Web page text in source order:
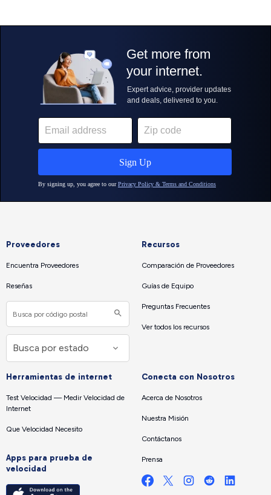
Proveedores
Encuentra Proveedores
Reseñas
Recursos
Comparación de Proveedores
Guías de Equipo
Preguntas Frecuentes
Ver todos los recursos
Herramientas de internet
Test Velocidad — Medir Velocidad de
Internet
Que Velocidad Necesito
Apps para prueba de
velocidad
Conecta con Nosotros
Acerca de Nosotros
Nuestra Misión
Contáctanos
Prensa